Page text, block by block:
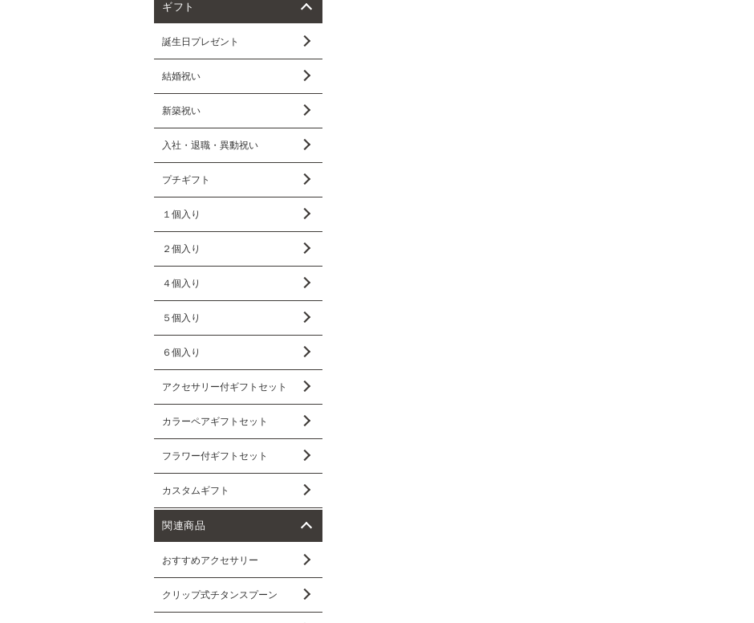
ギフト
誕生日プレゼント
結婚祝い
新築祝い
入社・退職・異動祝い
プチギフト
１個入り
２個入り
４個入り
５個入り
６個入り
アクセサリー付ギフトセット
カラーペアギフトセット
フラワー付ギフトセット
カスタムギフト
関連商品
おすすめアクセサリー
クリップ式チタンスプーン